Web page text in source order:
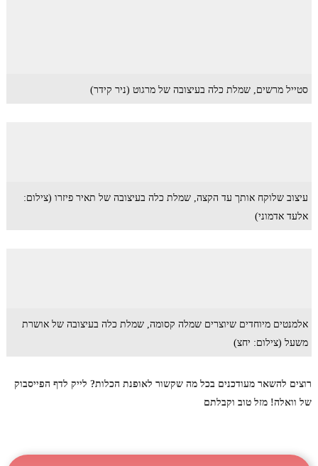
סטייל מרשים, שמלת כלה בעיצובה של מרגוט (ניר קידר)
עיצוב שלוקח אותך עד הקצה, שמלת כלה בעיצובה של תאיר פיזרו (צילום:
אלעד אדמוני)
אלמנטים מיוחדים שיוצרים שמלה קסומה, שמלת כלה בעיצובה של אושרת
משעל (צילום: יחצ)
רוצים להשאר מעודכנים בכל מה שקשור לאופנת הכלות? לייק לדף הפייסבוק
של וואלה! מזל טוב וקבלתם